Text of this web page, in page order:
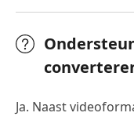
Ja. Naast